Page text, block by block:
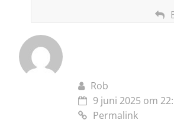
Rob
9 juni 2025 om
Permalink